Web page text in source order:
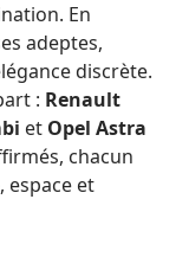
En
adeptes,
discrète.
: Renault
et Opel Astra
chacun
et